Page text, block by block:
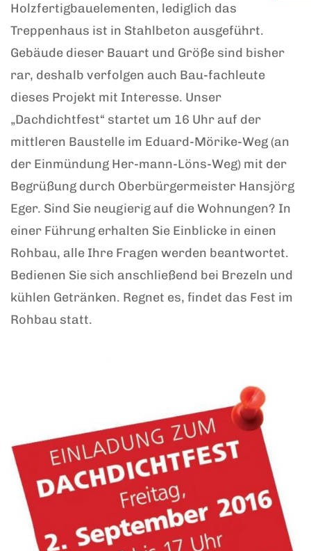
Holzfertigbauelementen, lediglich das
Treppenhaus ist in Stahlbeton ausgeführt.
Gebäude dieser Bauart und Größe sind bisher
rar, deshalb verfolgen auch Bau-fachleute
dieses Projekt mit Interesse. Unser
„Dachdichtfest“ startet um 16 Uhr auf der
mittleren Baustelle im Eduard-Mörike-Weg (an
der Einmündung Her-mann-Löns-Weg) mit der
Begrüßung durch Oberbürgermeister Hansjörg
Eger. Sind Sie neugierig auf die Wohnungen? In
einer Führung erhalten Sie Einblicke in einen
Rohbau, alle Ihre Fragen werden beantwortet.
Bedienen Sie sich anschließend bei Brezeln und
kühlen Getränken. Regnet es, findet das Fest im
Rohbau statt.